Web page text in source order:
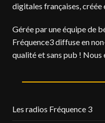
digitales françaises, créée
Gérée par une équipe de
Fréquence3 diffuse en
qualité et sans pub !
Les radios Fréquence 3